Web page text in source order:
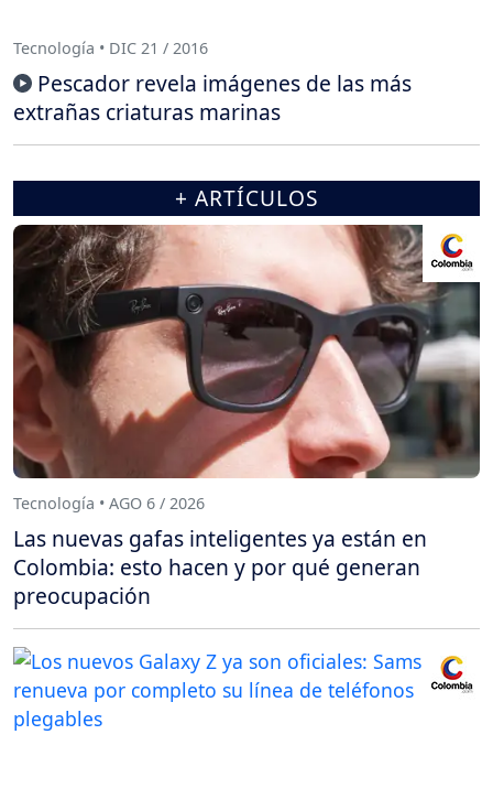
Tecnología • DIC 21 / 2016
Pescador revela imágenes de las más
extrañas criaturas marinas
+ ARTÍCULOS
Tecnología • AGO 6 / 2026
Las nuevas gafas inteligentes ya están en
Colombia: esto hacen y por qué generan
preocupación